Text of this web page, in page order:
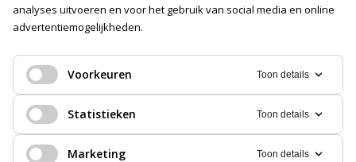
analyses uitvoeren en voor het gebruik van social media en online
advertentiemogelijkheden.
Voorkeuren Toon details
Statistieken Toon details
Marketing Toon details